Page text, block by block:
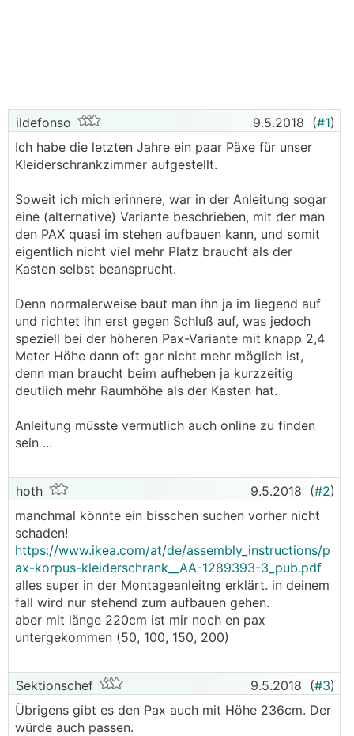
ildefonso 9.5.2018 (#1)
Ich habe die letzten Jahre ein paar Päxe für unser
Kleiderschrankzimmer aufgestellt.
Soweit ich mich erinnere, war in der Anleitung sogar
eine (alternative) Variante beschrieben, mit der man
den PAX quasi im stehen aufbauen kann, und somit
eigentlich nicht viel mehr Platz braucht als der
Kasten selbst beansprucht.
Denn normalerweise baut man ihn ja im liegend auf
und richtet ihn erst gegen Schluß auf, was jedoch
speziell bei der höheren Pax-Variante mit knapp 2,4
Meter Höhe dann oft gar nicht mehr möglich ist,
denn man braucht beim aufheben ja kurzzeitig
deutlich mehr Raumhöhe als der Kasten hat.
Anleitung müsste vermutlich auch online zu finden
sein ...
hoth 9.5.2018 (#2)
manchmal könnte ein bisschen suchen vorher nicht
schaden!
https://www.ikea.com/at/de/assembly_instructions/p
ax-korpus-kleiderschrank__AA-1289393-3_pub.pdf
alles super in der Montageanleitng erklärt. in deinem
fall wird nur stehend zum aufbauen gehen.
aber mit länge 220cm ist mir noch en pax
untergekommen (50, 100, 150, 200)
Sektionschef 9.5.2018 (#3)
Übrigens gibt es den Pax auch mit Höhe 236cm. Der
würde auch passen.